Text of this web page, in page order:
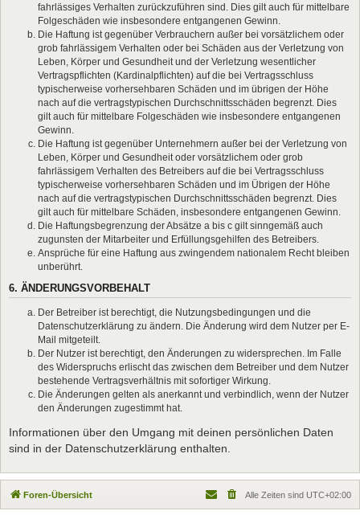
fahrlässiges Verhalten zurückzuführen sind. Dies gilt auch für mittelbare
Folgeschäden wie insbesondere entgangenen Gewinn.
Die Haftung ist gegenüber Verbrauchern außer bei vorsätzlichem oder
grob fahrlässigem Verhalten oder bei Schäden aus der Verletzung von
Leben, Körper und Gesundheit und der Verletzung wesentlicher
Vertragspflichten (Kardinalpflichten) auf die bei Vertragsschluss
typischerweise vorhersehbaren Schäden und im übrigen der Höhe
nach auf die vertragstypischen Durchschnittsschäden begrenzt. Dies
gilt auch für mittelbare Folgeschäden wie insbesondere entgangenen
Gewinn.
Die Haftung ist gegenüber Unternehmern außer bei der Verletzung von
Leben, Körper und Gesundheit oder vorsätzlichem oder grob
fahrlässigem Verhalten des Betreibers auf die bei Vertragsschluss
typischerweise vorhersehbaren Schäden und im Übrigen der Höhe
nach auf die vertragstypischen Durchschnittsschäden begrenzt. Dies
gilt auch für mittelbare Schäden, insbesondere entgangenen Gewinn.
Die Haftungsbegrenzung der Absätze a bis c gilt sinngemäß auch
zugunsten der Mitarbeiter und Erfüllungsgehilfen des Betreibers.
Ansprüche für eine Haftung aus zwingendem nationalem Recht bleiben
unberührt.
6. ÄNDERUNGSVORBEHALT
Der Betreiber ist berechtigt, die Nutzungsbedingungen und die
Datenschutzerklärung zu ändern. Die Änderung wird dem Nutzer per E-
Mail mitgeteilt.
Der Nutzer ist berechtigt, den Änderungen zu widersprechen. Im Falle
des Widerspruchs erlischt das zwischen dem Betreiber und dem Nutzer
bestehende Vertragsverhältnis mit sofortiger Wirkung.
Die Änderungen gelten als anerkannt und verbindlich, wenn der Nutzer
den Änderungen zugestimmt hat.
Informationen über den Umgang mit deinen persönlichen Daten
sind in der Datenschutzerklärung enthalten.
Foren-Übersicht Alle Zeiten sind UTC+02:00